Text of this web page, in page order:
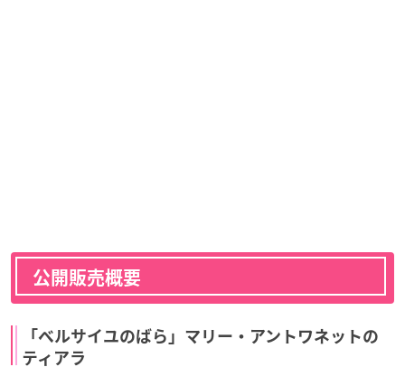
公開販売概要
「ベルサイユのばら」マリー・アントワネットの
ティアラ